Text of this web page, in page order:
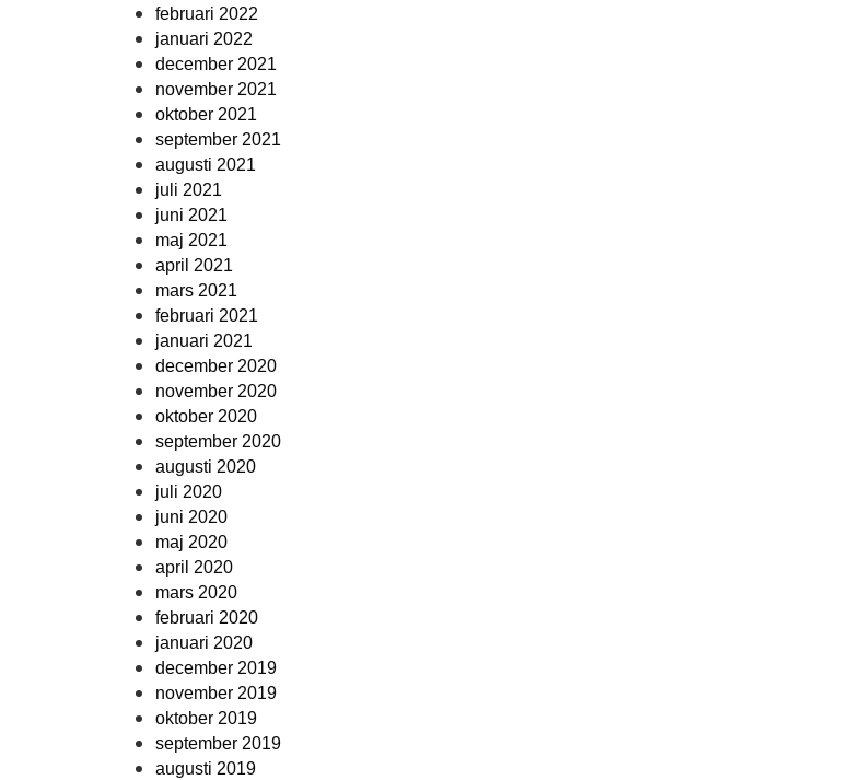
februari 2022
januari 2022
december 2021
november 2021
oktober 2021
september 2021
augusti 2021
juli 2021
juni 2021
maj 2021
april 2021
mars 2021
februari 2021
januari 2021
december 2020
november 2020
oktober 2020
september 2020
augusti 2020
juli 2020
juni 2020
maj 2020
april 2020
mars 2020
februari 2020
januari 2020
december 2019
november 2019
oktober 2019
september 2019
augusti 2019